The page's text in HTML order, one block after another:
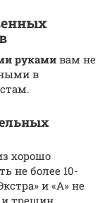
рукамивам не
в
хорошо
не более 10-
и «А» не
трещин.